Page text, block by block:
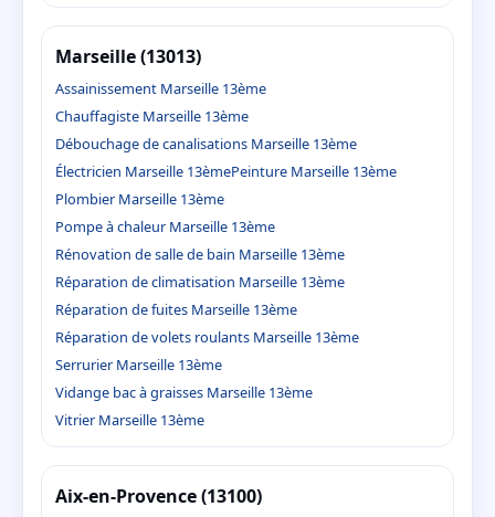
Marseille (13013)
Assainissement Marseille 13ème
Chauffagiste Marseille 13ème
Débouchage de canalisations Marseille 13ème
Électricien Marseille 13èmePeinture Marseille 13ème
Plombier Marseille 13ème
Pompe à chaleur Marseille 13ème
Rénovation de salle de bain Marseille 13ème
Réparation de climatisation Marseille 13ème
Réparation de fuites Marseille 13ème
Réparation de volets roulants Marseille 13ème
Serrurier Marseille 13ème
Vidange bac à graisses Marseille 13ème
Vitrier Marseille 13ème
Aix-en-Provence (13100)